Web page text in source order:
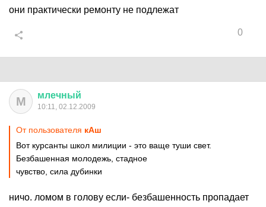
они практически ремонту не подлежат
0
М млечный
10:11, 02.12.2009
От пользователя кАш
Вот курсанты школ милиции - это ваще туши свет.
Безбашенная молодежь, стадное
чувство, сила дубинки
ничо. ломом в голову если- безбашенность пропадает